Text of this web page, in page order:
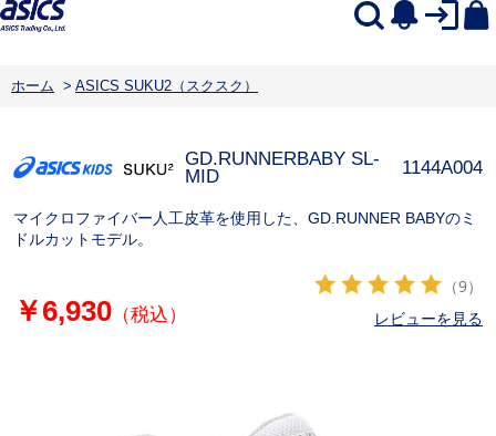
ホーム > ASICS SUKU2（スクスク）
GD.RUNNERBABY SL-
MID
1144A004
マイクロファイバー人工皮革を使用した、GD.RUNNER BABYのミ
ドルカットモデル。
￥6,930（税込）
（9）
レビューを見る